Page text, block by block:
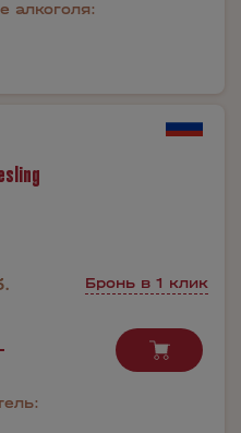
алкоголя:
Бронь в 1 клик